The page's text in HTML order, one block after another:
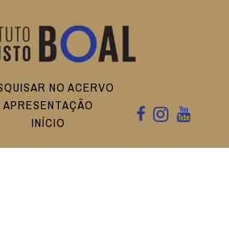
NO ACERVO
APRESENTAÇÃO
INÍCIO